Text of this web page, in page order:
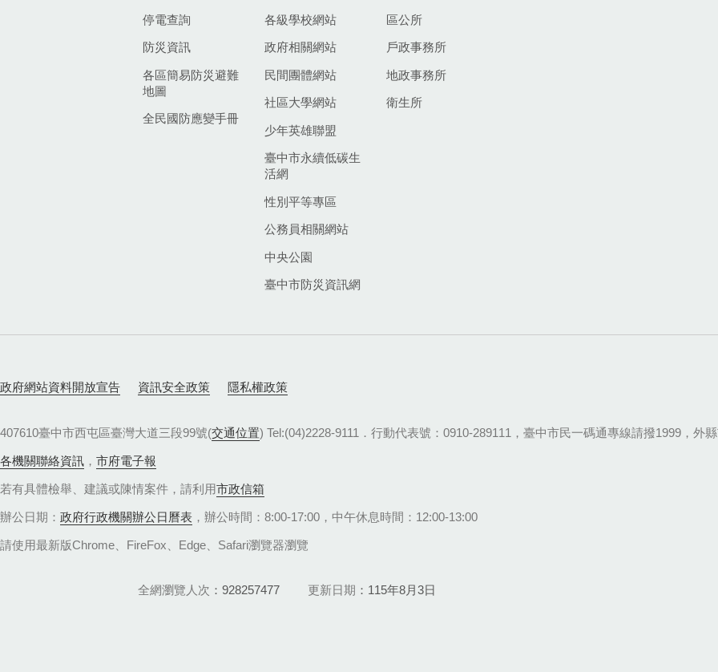
停電查詢
防災資訊
各區簡易防災避難
地圖
全民國防應變手冊
各級學校網站
政府相關網站
民間團體網站
社區大學網站
少年英雄聯盟
臺中市永續低碳生
活網
性別平等專區
公務員相關網站
中央公園
臺中市防災資訊網
區公所
戶政事務所
地政事務所
衛生所
政府網站資料開放宣告 資訊安全政策 隱私權政策
407610臺中市西屯區臺灣大道三段99號(交通位置) Tel:(04)2228-9111．行動代表號：0910-289111，臺中市民一碼通專線請撥1999，外
各機關聯絡資訊 ， 市府電子報
若有具體檢舉、建議或陳情案件，請利用市政信箱
辦公日期： 政府行政機關辦公日曆表 ，辦公時間：8:00-17:00，中午休息時間：12:00-13:00
請使用最新版Chrome、FireFox、Edge、Safari瀏覽器瀏覽
全網瀏覽人次 928257477 更新日期 115年8月3日